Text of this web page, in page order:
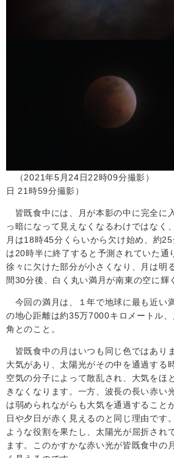
（2021年5月24日22時09分撮影
日 21時59分撮影）
皆既食中には、月が本影の中に完全に
っ暗になって見えなくなるわけではなく
月は18時45分くらいから欠け始め、約25
は20時半に終了すると予測されていた通
徐々に欠けた部分が小さくなり、月は明
間30分後、白く丸い満月が南東の空に輝
今回の満月は、１年で地球に最も近い
の地心距離は約35万7000キロメートル
角とのこと。
皆既食中の月はいつも同じ色ではあり
大気があり、太陽光がその中を通過する
空気の分子によって散乱され、大気をほ
きなくなります。一方、波長の長い赤い
は弱められながらも大気を通過すること
日や夕日が赤く見えるのと同じ理由です
ような役割を果たし、太陽光が屈折され
ます。このかすかな赤い光が皆既食中の